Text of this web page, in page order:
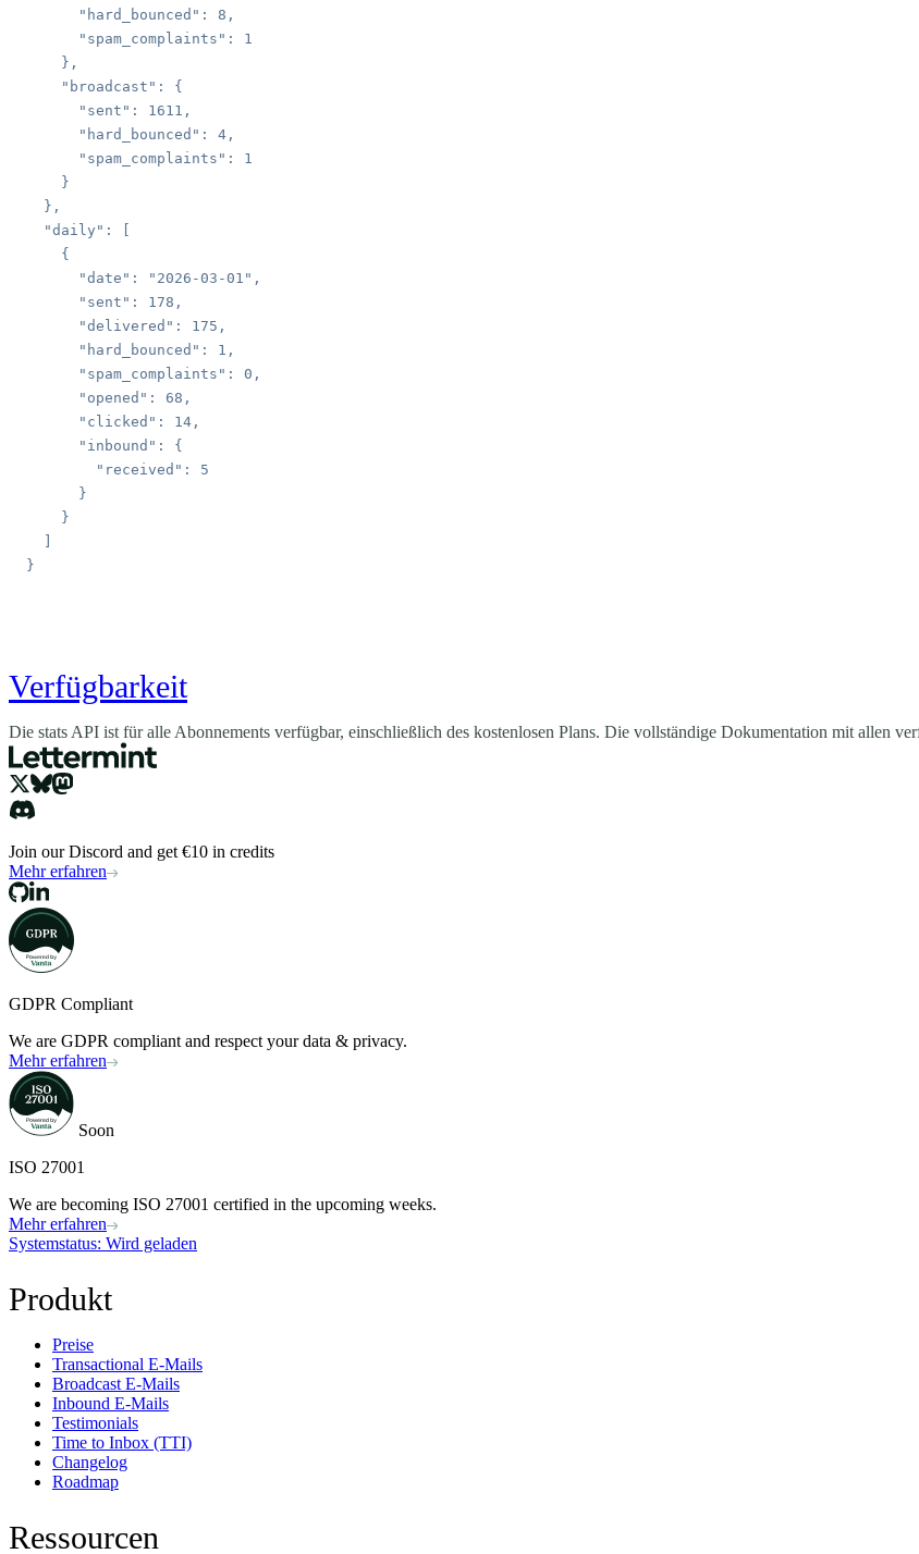
      "hard_bounced"
: 8
      "spam_complaints"
:
    "broadcast"
      "sent"
: 1611
      "hard_bounced"
: 4
      "spam_complaints"
:
  "daily"
      "date"
: "2026-03-01"
      "sent"
: 178
      "delivered"
: 175
      "hard_bounced"
: 1
      "spam_complaints"
: 0
      "opened"
: 68
      "clicked"
: 14
      "inbound"
        "received"
:
Verfügbarkeit
Die stats API ist für alle Abonnements verfügbar, einschließlich des kostenlosen Plans. Die vollständige Dokumentation mit allen
Join our Discord and get €10 in credits
Mehr erfahren
GDPR Compliant
We are GDPR compliant and respect your data & privacy.
Mehr erfahren
Soon
ISO 27001
We are becoming ISO 27001 certified in the upcoming weeks.
Mehr erfahren
Systemstatus: Wird geladen
Produkt
Preise
Transactional E-Mails
Broadcast E-Mails
Inbound E-Mails
Testimonials
Time to Inbox (TTI)
Changelog
Roadmap
Ressourcen